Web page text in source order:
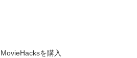
MovieHacksを購入